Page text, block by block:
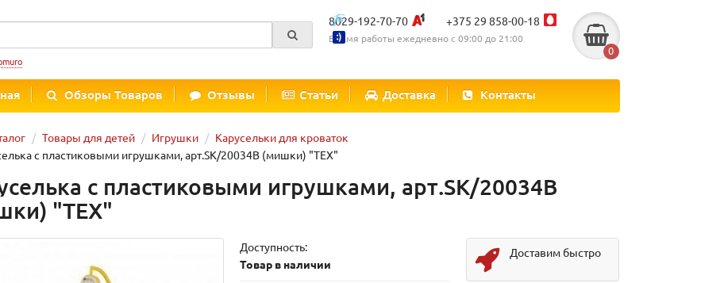
8029-192-70-70 +375 29 858-00-18
Время работы ежедневно с 09:00 до 21:00
0
Обзоры Товаров Отзывы Статьи Доставка Контакты
Товары для детей Игрушки
Карусельки для кроваток
с пластиковыми игрушками, арт.SK/20034В (мишки) "TEX"
с пластиковыми игрушками, арт.SK/20034В
"TEX"
Доступность:
Товар в наличии
Доставим быстро